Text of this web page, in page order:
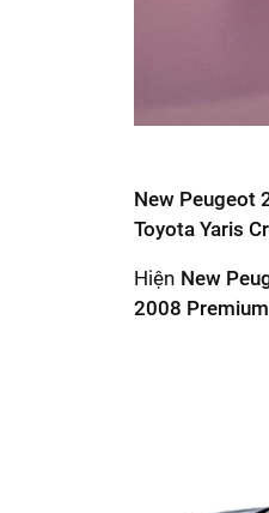
New Peugeot
Toyota Yaris
Hiện New
2008